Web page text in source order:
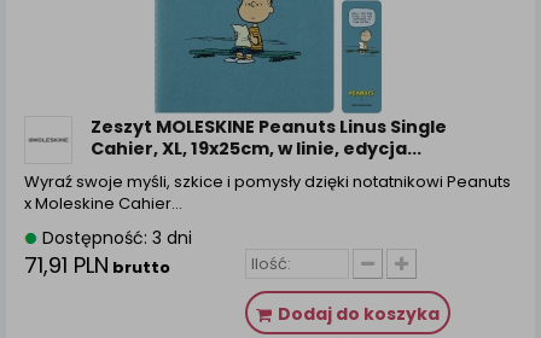
Zeszyt MOLESKINE Peanuts Linus Single
Cahier, XL, 19x25cm, w linie, edycja...
Wyraź swoje myśli, szkice i pomysły dzięki notatnikowi Peanuts
x Moleskine Cahier…
Dostępność: 3 dni
71,91 PLN brutto
Dodaj do koszyka